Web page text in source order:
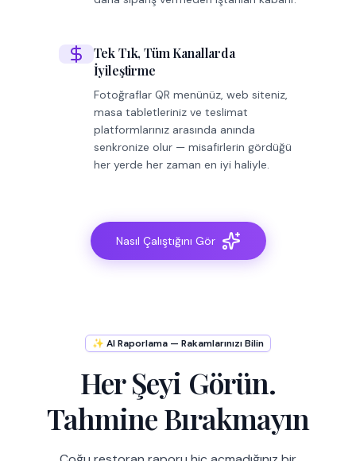
Tek Tık, Tüm Kanallarda
İyileştirme
Fotoğraflar QR menünüz, web siteniz,
masa tabletleriniz ve teslimat
platformlarınız arasında anında
senkronize olur — misafirlerin gördüğü
her yerde her zaman en iyi haliyle.
Nasıl Çalıştığını Gör
✨ AI Raporlama — Rakamlarınızı Bilin
Her Şeyi Görün.
Tahmine Bırakmayın